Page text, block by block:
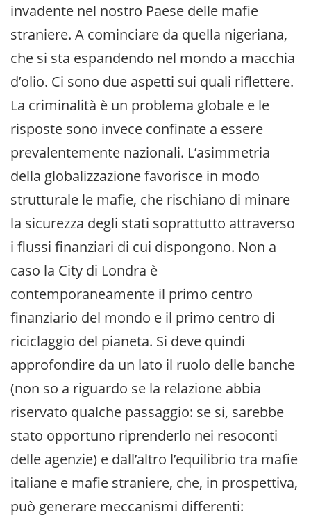
invadente nel nostro Paese delle mafie
straniere. A cominciare da quella nigeriana,
che si sta espandendo nel mondo a macchia
d’olio. Ci sono due aspetti sui quali riflettere.
La criminalità è un problema globale e le
risposte sono invece confinate a essere
prevalentemente nazionali. L’asimmetria
della globalizzazione favorisce in modo
strutturale le mafie, che rischiano di minare
la sicurezza degli stati soprattutto attraverso
i flussi finanziari di cui dispongono. Non a
caso la City di Londra è
contemporaneamente il primo centro
finanziario del mondo e il primo centro di
riciclaggio del pianeta. Si deve quindi
approfondire da un lato il ruolo delle banche
(non so a riguardo se la relazione abbia
riservato qualche passaggio: se si, sarebbe
stato opportuno riprenderlo nei resoconti
delle agenzie) e dall’altro l’equilibrio tra mafie
italiane e mafie straniere, che, in prospettiva,
può generare meccanismi differenti: